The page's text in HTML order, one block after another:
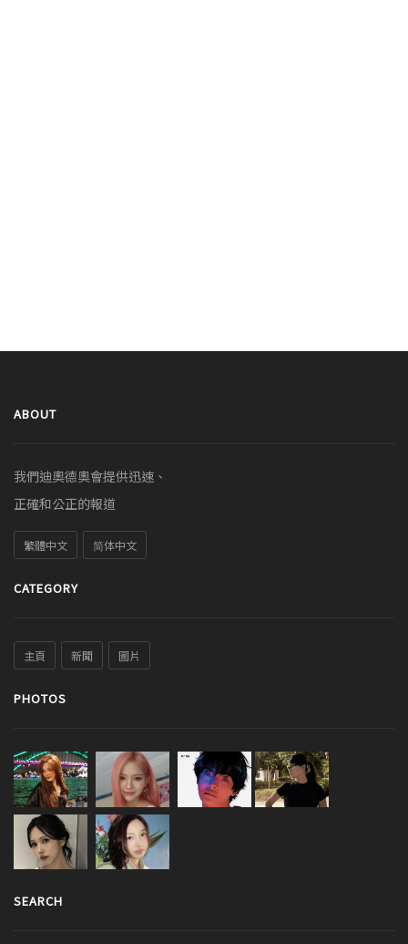
ABOUT
我們迪奧德奧會提供迅速、
正確和公正的報道
繁體中文 简体中文
CATEGORY
主頁 新聞 圖片
PHOTOS
SEARCH